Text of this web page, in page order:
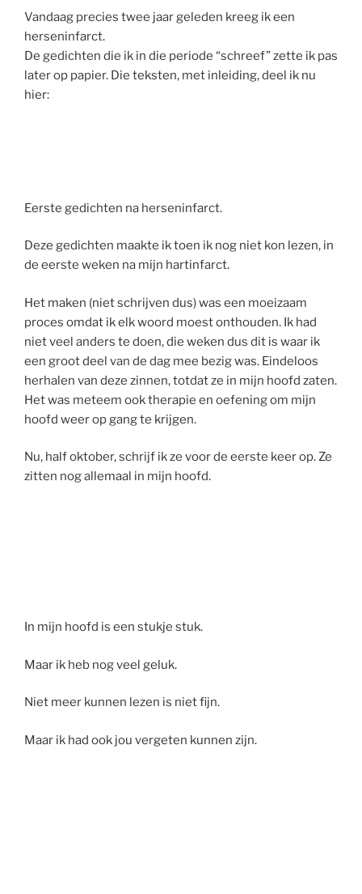
Vandaag precies twee jaar geleden kreeg ik een
herseninfarct.
De gedichten die ik in die periode “schreef” zette ik pas
later op papier. Die teksten, met inleiding, deel ik nu
hier:
Eerste gedichten na herseninfarct.
Deze gedichten maakte ik toen ik nog niet kon lezen, in
de eerste weken na mijn hartinfarct.
Het maken (niet schrijven dus) was een moeizaam
proces omdat ik elk woord moest onthouden. Ik had
niet veel anders te doen, die weken dus dit is waar ik
een groot deel van de dag mee bezig was. Eindeloos
herhalen van deze zinnen, totdat ze in mijn hoofd zaten.
Het was meteem ook therapie en oefening om mijn
hoofd weer op gang te krijgen.
Nu, half oktober, schrijf ik ze voor de eerste keer op. Ze
zitten nog allemaal in mijn hoofd.
In mijn hoofd is een stukje stuk.
Maar ik heb nog veel geluk.
Niet meer kunnen lezen is niet fijn.
Maar ik had ook jou vergeten kunnen zijn.